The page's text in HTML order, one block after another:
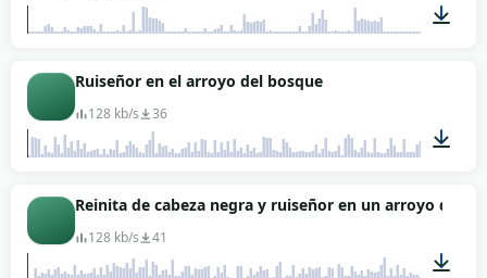
Ruiseñor en el arroyo del bosque
128 kb/s 36
15:42
Reinita de cabeza negra y ruiseñor en un arroyo del
128 kb/s 41